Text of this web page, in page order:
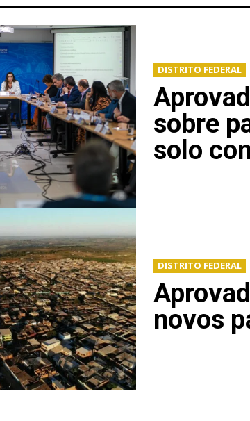
DISTRITO FEDERAL
sobre
solo
DISTRITO FEDERAL
novos